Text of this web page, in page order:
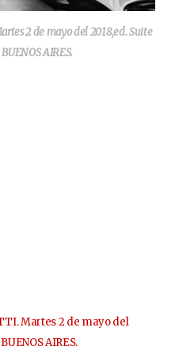
2 de mayo del 2018,ed. Suite
AIRES.